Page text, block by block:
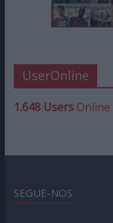
UserOnline
1.648 UsersOnline
SEGUE-NOS